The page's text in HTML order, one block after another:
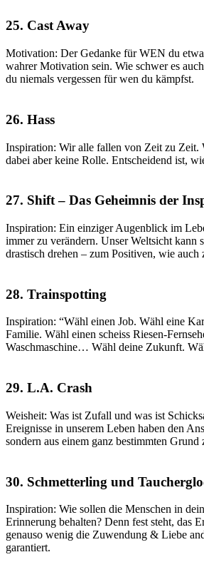
25. Cast Away
Motivation: Der Gedanke für WEN du
wahrer Motivation sein. Wie schwer es
du niemals vergessen für wen du kämpfst.
26. Hass
Inspiration: Wir alle fallen von Zeit zu Zeit.
dabei aber keine Rolle. Entscheidend ist,
27. Shift – Das Geheimnis der
Inspiration: Ein einziger Augenblick im
immer zu verändern. Unser Weltsicht kann
drastisch drehen – zum Positiven, wie auch
28. Trainspotting
Inspiration: “Wähl einen Job. Wähl eine
Familie. Wähl einen scheiss Riesen-
Waschmaschine… Wähl deine Zukunft.
29. L.A. Crash
Weisheit: Was ist Zufall und was ist
Ereignisse in unserem Leben haben den
sondern aus einem ganz bestimmten Grund
30. Schmetterling und
Inspiration: Wie sollen die Menschen in
Erinnerung behalten? Denn fest steht, das
genauso wenig die Zuwendung & Liebe
garantiert.